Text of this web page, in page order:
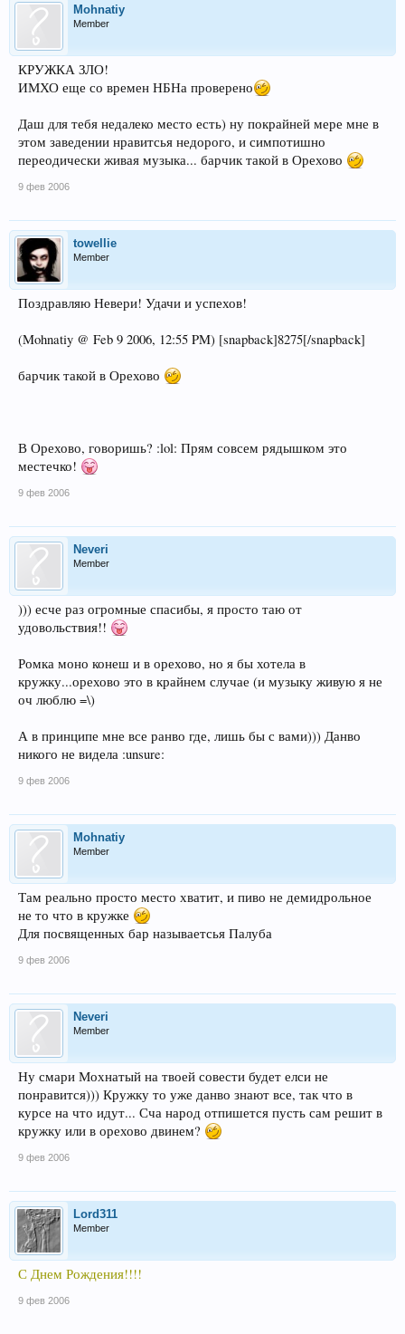
Mohnatiy
Member
КРУЖКА ЗЛО!
ИМХО еще со времен НБНа проверено
Даш для тебя недалеко место есть) ну покрайней мере мне в
этом заведении нравитсья недорого, и симпотишно
переодически живая музыка... барчик такой в Орехово
9 фев 2006
towellie
Member
Поздравляю Невери! Удачи и успехов!
(Mohnatiy @ Feb 9 2006, 12:55 PM) [snapback]8275[/snapback]
барчик такой в Орехово
В Орехово, говоришь? :lol: Прям совсем рядышком это
местечко!
9 фев 2006
Neveri
Member
))) есче раз огромные спасибы, я просто таю от
удовольствия!!
Ромка моно конеш и в орехово, но я бы хотела в
кружку...орехово это в крайнем случае (и музыку живую я не
оч люблю =\)
А в принципе мне все ранво где, лишь бы с вами))) Данво
никого не видела :unsure:
9 фев 2006
Mohnatiy
Member
Там реально просто место хватит, и пиво не демидрольное
не то что в кружке
Для посвященных бар называетсья Палуба
9 фев 2006
Neveri
Member
Ну смари Мохнатый на твоей совести будет елси не
понравится))) Кружку то уже данво знают все, так что в
курсе на что идут... Сча народ отпишется пусть сам решит в
кружку или в орехово двинем?
9 фев 2006
Lord311
Member
С Днем Рождения!!!!
9 фев 2006